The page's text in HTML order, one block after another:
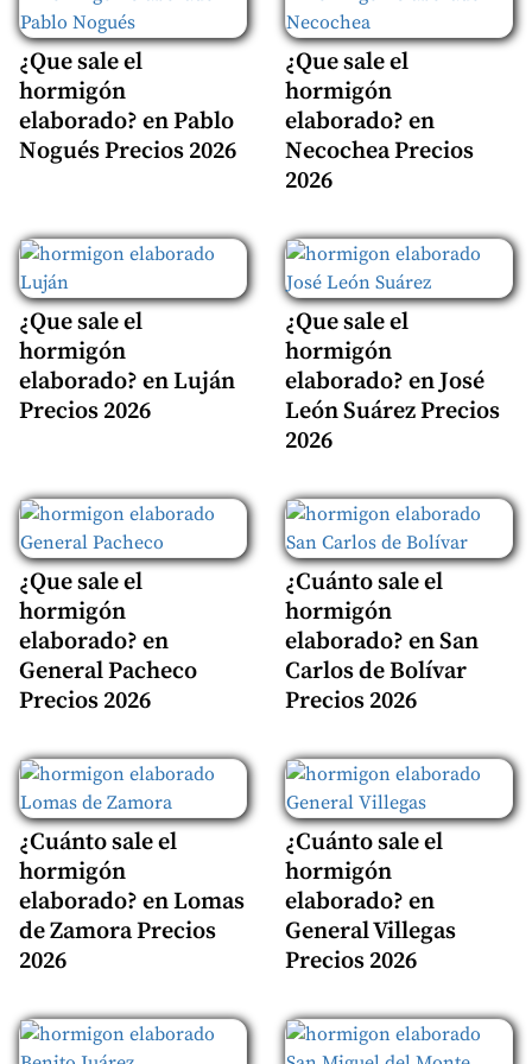
¿Que sale el
hormigón
elaborado? en Pablo
Nogués Precios 2026
¿Que sale el
hormigón
elaborado? en
Necochea Precios
2026
¿Que sale el
hormigón
elaborado? en Luján
Precios 2026
¿Que sale el
hormigón
elaborado? en José
León Suárez Precios
2026
¿Que sale el
hormigón
elaborado? en
General Pacheco
Precios 2026
¿Cuánto sale el
hormigón
elaborado? en San
Carlos de Bolívar
Precios 2026
¿Cuánto sale el
hormigón
elaborado? en Lomas
de Zamora Precios
2026
¿Cuánto sale el
hormigón
elaborado? en
General Villegas
Precios 2026